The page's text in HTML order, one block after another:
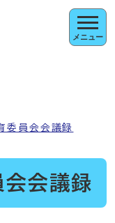
メニュー
委員会会議録
会議録